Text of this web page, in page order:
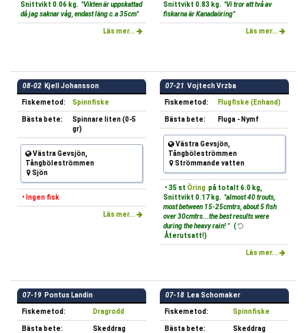
Snittvikt 0.06 kg. "Vikten är uppskattad
då jag saknar våg, endast läng c.a 35cm"
Läs mer...
Snittvikt 0.83 kg. "Vi tror att två av
fiskarna är Kanadaöring"
Läs mer...
08-02 Kjell Johansson
Fiskemetod: Spinnfiske
Bästa bete:
Spinnare liten (0-5
gr)
Västra Gevsjön,
Tångböleströmmen
Sjön
• Ingen fisk
Läs mer...
07-21 Vojtech Vrzba
Fiskemetod: Flugfiske (Enhand)
Bästa bete: Fluga - Nymf
Västra Gevsjön,
Tångböleströmmen
Strömmande vatten
• 35 st Öring på totalt 6.0 kg,
Snittvikt 0.17 kg. "almost 40 trouts,
most between 15-25cmtrs, about 5 fish
over 30cmtrs...the best results were
during the heavy rain! " (
Återutsatt!)
Läs mer...
07-19 Pontus Landin
Fiskemetod: Dragrodd
Bästa bete: Skeddrag
07-18 Lea Schomaker
Fiskemetod: Spinnfiske
Bästa bete: Skeddrag